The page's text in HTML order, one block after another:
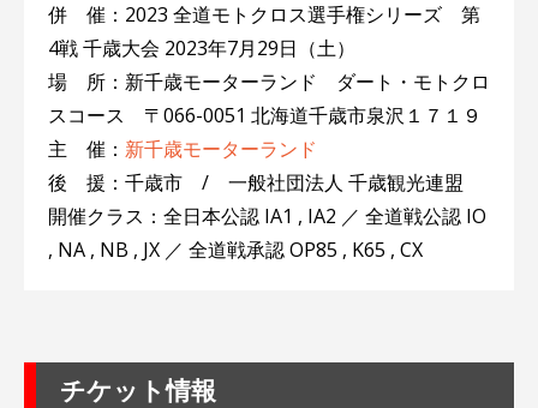
併 催：2023 全道モトクロス選手権シリーズ 第
4戦 千歳大会 2023年7月29日（土）
場 所：新千歳モーターランド ダート・モトクロ
スコース 〒066-0051 北海道千歳市泉沢１７１９
主 催： 新千歳モーターランド
後 援：千歳市 / 一般社団法人 千歳観光連盟
開催クラス：全日本公認 IA1 , IA2 ／ 全道戦公認 IO
, NA , NB , JX ／ 全道戦承認 OP85 , K65 , CX
チケット情報